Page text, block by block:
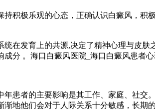
积极乐观的心态，正确认识白癜风，积
发育上的共源,决定了精神心理与皮肤
分 。 海口白癜风医院_海口白癜风患者
患者的主要影响是其工作、家庭、社交
渐地他们会对于人际关系十分敏感，长期